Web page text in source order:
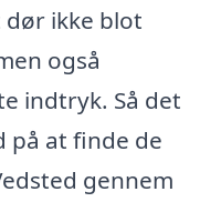
dør ikke blot
også
indtryk. Så det
på at finde de
gennem